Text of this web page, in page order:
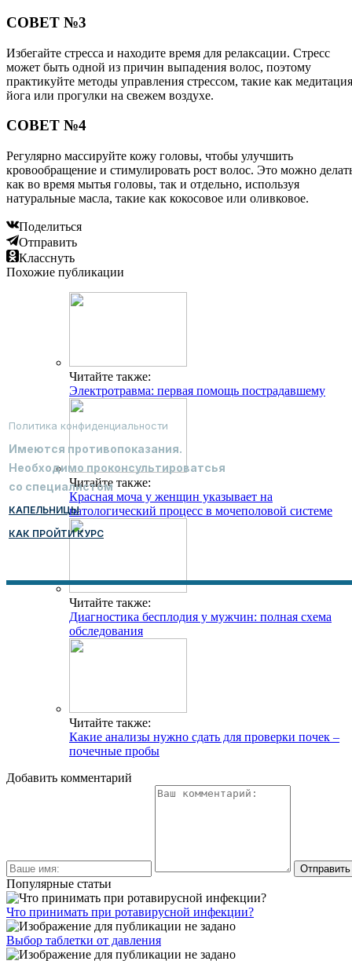
СОВЕТ №3
Избегайте стресса и находите время для релаксации. Стресс
может быть одной из причин выпадения волос, поэтому
практикуйте методы управления стрессом, такие как
йога или прогулки на свежем воздухе.
СОВЕТ №4
Регулярно массируйте кожу головы, чтобы улучшить
кровообращение и стимулировать рост волос. Это можно
как во время мытья головы, так и отдельно, используя
натуральные масла, такие как кокосовое или оливковое.
Поделиться
Отправить
Класснуть
Похожие публикации
Читайте также:
Электротравма: первая помощь пострадавшему
Читайте также:
Красная моча у женщин указывает на
патологический процесс в мочеполовой системе
Читайте также:
Диагностика бесплодия у мужчин: полная схема
обследования
Читайте также:
Какие анализы нужно сдать для проверки почек –
почечные пробы
Добавить комментарий
Популярные статьи
Что принимать при ротавирусной инфекции?
Выбор таблетки от давления
Политика конфиденциальности
Имеются противопоказания.
Необходимо проконсультироватсья
со специалистом
КАПЕЛЬНИЦЫ
КАК ПРОЙТИ КУРС